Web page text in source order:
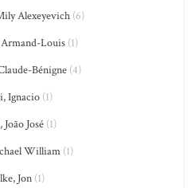
Alexeyevich(6)
Armand-Louis(1)
Bénigne(4)
Ignacio (1)
José(1)
William (1)
Jon (1)